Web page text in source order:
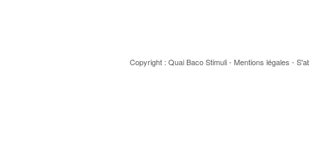
Copyright : Quai BacoStimuli- Mentions légales -